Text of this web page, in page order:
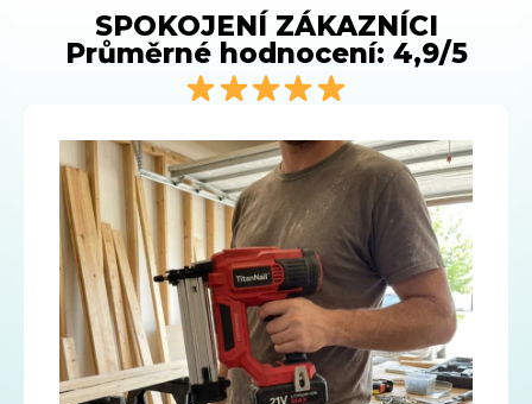
SPOKOJENÍ ZÁKAZNÍCI
Průměrné hodnocení: 4,9/5